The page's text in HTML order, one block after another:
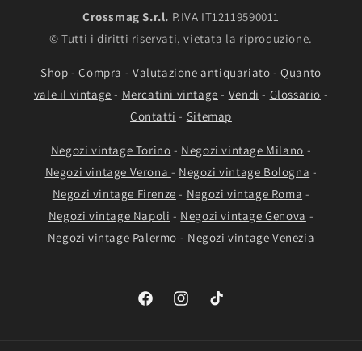
Crossmag S.r.l. P.IVA IT12119590011
© Tutti i diritti riservati, vietata la riproduzione.
Shop -Compra - Valutazione antiquariato -Quanto
vale il vintage - Mercatini vintage - Vendi - Glossario -
Contatti - Sitemap
Negozi vintage Torino - Negozi vintage Milano -
Negozi vintage Verona - Negozi vintage Bologna -
Negozi vintage Firenze - Negozi vintage Roma -
Negozi vintage Napoli - Negozi vintage Genova -
Negozi vintage Palermo - Negozi vintage Venezia
FacebookInstagramTikTok